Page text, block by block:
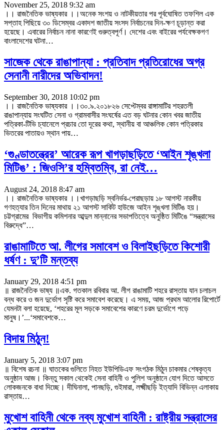
November 25, 2018 9:32 am
।। রাজনৈতিক ভাষ্যকার ।।অনেক সংশয় ও নাটকীয়তার পর পূর্বঘোষিত তফশিল এক
সপ্তাহ পিছিয়ে ৩০ ডিসেম্বর একাদশ জাতীয় সংসদ নির্বাচনের দিন-ক্ষণ চূড়ান্ত করা
হয়েছে। এবারের নির্বাচন নানা কারণেই গুরুত্বপূর্ণ। দেশের এবং বাইরের পর্যবেক্ষকগণ
বাংলাদেশের ঘটনা…
সাজেক থেকে রাঙাপান্যা : প্রতিবাদ প্রতিরোধের অগ্র
সেনানী নারীদের অভিবাদন!
September 30, 2018 10:02 pm
।। রাজনৈতিক ভাষ্যকার ।।৩০.৯.২০১৮২৬ সেপ্টেম্বর রাঙ্গামাটির শহরতলী
রাঙাপান্যায় সংঘটিত সেনা ও গ্রামবাসীর সংঘর্ষের এত বড় ঘটনার কোন খবর জাতীয়
পত্রিকা-টিভি চ্যানেলে প্রচার তো দূরের কথা, স্থানীয় বা আঞ্চলিক কোন পত্রিকার
ভিতরের পাতায়ও স্থান পায়…
‘গুণ্ডাতন্ত্রের’ আরেক রূপ খাগড়াছড়িতে ‘আইন শৃঙ্খলা
মিটিঙ’ : জিওসি’র হম্বিতম্বি, রা নেই…
August 24, 2018 8:47 am
।। রাজনৈতিক ভাষ্যকার ।।খাগড়াছড়ি স্বনির্ভর-পেরাছড়ায় ১৮ আগস্ট নারকীয়
গণহত্যার তিন দিনের মাথায় ২১ আগস্ট সার্কিট হাউজে আইন শৃঙ্খলা মিটিঙ হয়।
চট্টগ্রামের বিভাগীয় কমিশনার আব্দুল মান্নানের সভাপতিত্বে অনুষ্ঠিত মিটিঙে “সন্ত্রাসের
বিরুদ্ধে”…
রাঙামাটিতে আ. লীগের সমাবেশ ও বিলাইছড়িতে কিশোরী
ধর্ষণ : দু’টি মন্তব্য
January 29, 2018 4:51 pm
॥ রাজনৈতিক ভাষ্য ॥এক. গতকাল রবিবার আ. লীগ রাঙামাটি শহরে রাস্তায় যান চলাচল
বন্ধ করে ও জন দুর্ভোগ সৃষ্টি করে সমাবেশ করেছে। এ সময়, আজ প্রথম আলোর রিপোর্টে
যেমনটা বলা হয়েছে, ‘শহরের মূল সড়কে সমাবেশের কারণে চরম দুর্ভোগে পড়ে
মানুষ।’...‘সমাবেশকে…
বিদায় মিঠুন!
January 5, 2018 3:07 pm
॥ বিশেষ রচনা ॥ ঘাতকের গুলিতে নিহত ইউপিডিএফ সংগঠক মিঠুন চাকমার শেষকৃত্য
অনুষ্ঠান আজ। কিন্তু সকাল থেকেই সেনা বাহিনী ও পুলিশ অনুষ্ঠানে যোগ দিতে আসতে
লোকজনকে বাধা দিচ্ছে। দীঘিনালা, পানছড়ি, গুইমারা, লক্ষ্মীছড়ি ইত্যাদি বিভিন্ন এলাকায়
রাস্তায়…
মুখোশ বাহিনী থেকে নব্য মুখোশ বাহিনী : রাষ্ট্রীয় সন্ত্রাসের